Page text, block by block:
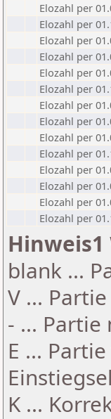
Elozahl per
Elozahl per
Elozahl per
Elozahl per
Elozahl per
Elozahl per
Elozahl per
Elozahl per
Elozahl per
Elozahl per
Elozahl per
Elozahl per
Elozahl per
Elozahl per
Hinweis1
blank ...
V ...
- ...
E ...
K ...